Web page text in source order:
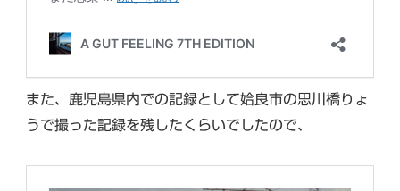
また、鹿児島県内での記録として姶良市の思川橋りょ
うで撮った記録を残したくらいでしたので、